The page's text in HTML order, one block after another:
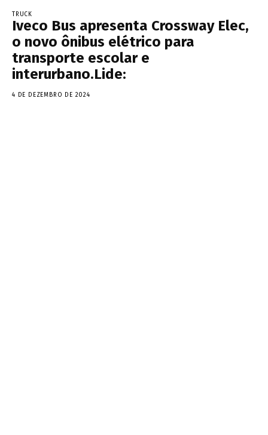
TRUCK
Iveco Bus apresenta Crossway Elec,
o novo ônibus elétrico para
transporte escolar e
interurbano.Lide:
4 DE DEZEMBRO DE 2024